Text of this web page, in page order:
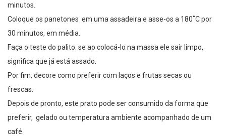
minutos.
Coloque os panetones em uma assadeira e asse-os a 180˚C por
30 minutos, em média.
Faça o teste do palito: se ao colocá-lo na massa ele sair limpo,
significa que já está assado.
Por fim, decore como preferir com laços e frutas secas ou
frescas.
Depois de pronto, este prato pode ser consumido da forma que
preferir, gelado ou temperatura ambiente acompanhado de um
café.